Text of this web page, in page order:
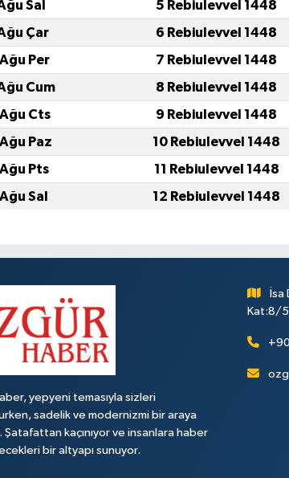
Sal
5 Rebiulevvel 1448
Çar
6 Rebiulevvel 1448
Per
7 Rebiulevvel 1448
Cum
8 Rebiulevvel 1448
Cts
9 Rebiulevvel 1448
Paz
10 Rebiulevvel 1448
Pts
11 Rebiulevvel 1448
Sal
12 Rebiulevvel 1448
yepyeni temasıyla sizleri
sadelik ve modernizmi bir araya
kaçınıyor ve insanlara haber
bir altyapı sunuyor.
İsa
Kat:8/